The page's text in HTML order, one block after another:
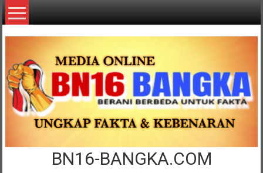
Lompat
ke
BN16-BANGKA.COM